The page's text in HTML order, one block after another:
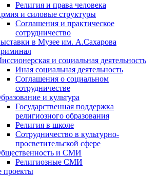
Религия и права человека
и силовые структуры
Соглашения и практическое
сотрудничество
в Музее им. А.Сахарова
и социальная деятельность
Иная социальная деятельность
Соглашения о социальном
сотрудничестве
и культура
Государственная поддержка
религиозного образования
Религия в школе
Сотрудничество в культурно-
просветительской сфере
и СМИ
Религиозные СМИ
проекты